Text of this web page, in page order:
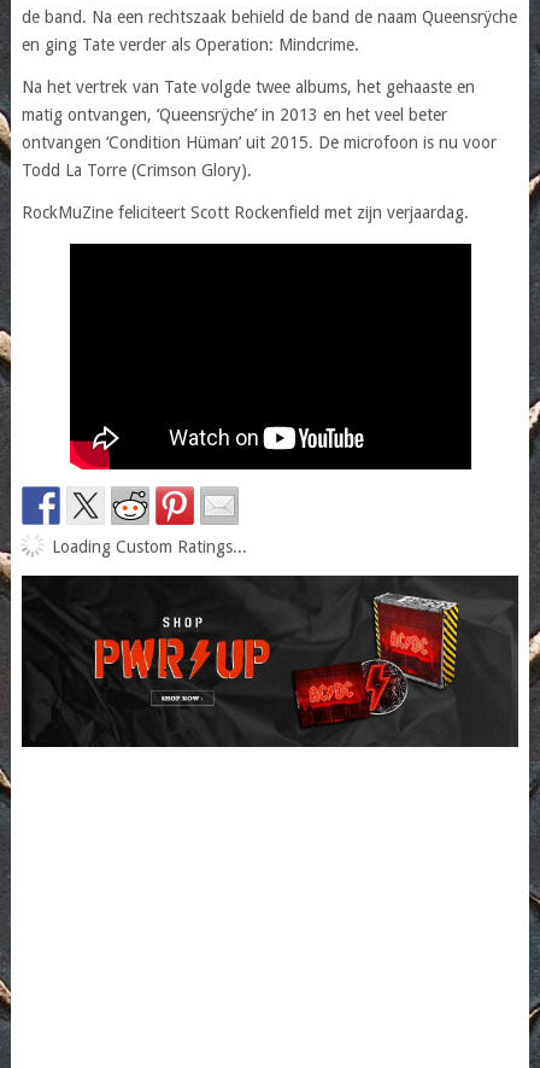
de band. Na een rechtszaak behield de band de naam Queensrÿche
en ging Tate verder als Operation: Mindcrime.
Na het vertrek van Tate volgde twee albums, het gehaaste en
matig ontvangen, ‘Queensrÿche’ in 2013 en het veel beter
ontvangen ‘Condition Hüman’ uit 2015. De microfoon is nu voor
Todd La Torre (Crimson Glory).
RockMuZine feliciteert Scott Rockenfield met zijn verjaardag.
Loading Custom Ratings...